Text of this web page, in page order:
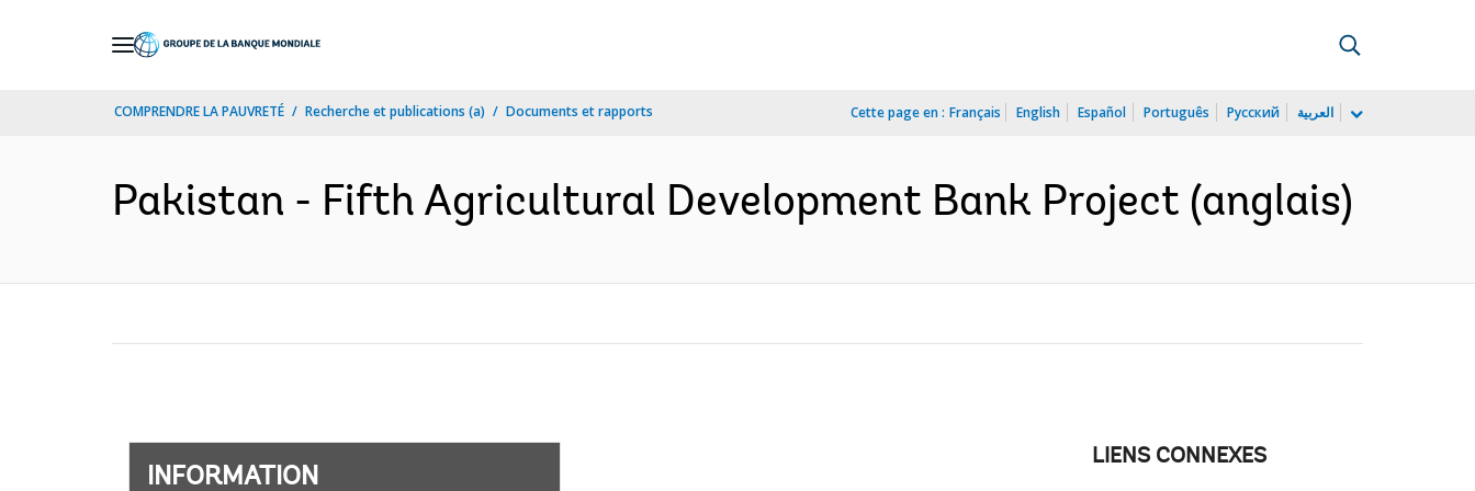
COMPRENDRE LA PAUVRETÉ Recherche et publications (a) Documents et rapports Cette page en : Français English Español Português Русский العربية
Pakistan - Fifth Agricultural Development Bank Project (anglais)
INFORMATION
LIENS CONNEXES